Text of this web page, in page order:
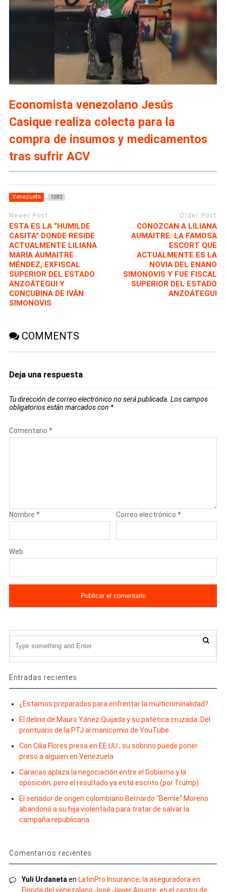
Economista venezolano Jesús
Casique realiza colecta para la
compra de insumos y medicamentos
tras sufrir ACV
Venezuela 1382
Newer Post
ESTA ES LA “HUMILDE
CASITA” DONDE RESIDE
ACTUALMENTE LILIANA
MARÍA AUMAITRE
MÉNDEZ, EXFISCAL
SUPERIOR DEL ESTADO
ANZOÁTEGUI Y
CONCUBINA DE IVÁN
SIMONOVIS
Older Post
CONOZCAN A LILIANA
AUMAITRE: LA FAMOSA
ESCORT QUE
ACTUALMENTE ES LA
NOVIA DEL ENANO
SIMONOVIS Y FUE FISCAL
SUPERIOR DEL ESTADO
ANZOÁTEGUI
COMMENTS
Deja una respuesta
Tu dirección de correo electrónico no será publicada. Los campos
obligatorios están marcados con *
Comentario *
Nombre * Correo electrónico*
Web
Entradas recientes
¿Estamos preparados para enfrentar la multicriminalidad?
El delirio de Mauro Yánez Quijada y su patética cruzada: Del
prontuario de la PTJ al manicomio de YouTube
Con Cilia Flores presa en EE.UU., su sobrino puede poner
preso a alguien en Venezuela
Caracas aplaza la negociación entre el Gobierno y la
oposición, pero el resultado ya está escrito (por Trump)
El senador de origen colombiano Bernardo “Bernie” Moreno
abandonó a su hija violentada para tratar de salvar la
campaña republicana
Comentarios recientes
Yuli Urdaneta en LatinPro Insurance, la aseguradora en
Florida del venezolano José Javier Aguirre, en el centro de